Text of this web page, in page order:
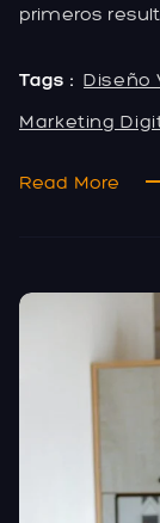
primeros
Tags : Diseño
Marketing
Read More